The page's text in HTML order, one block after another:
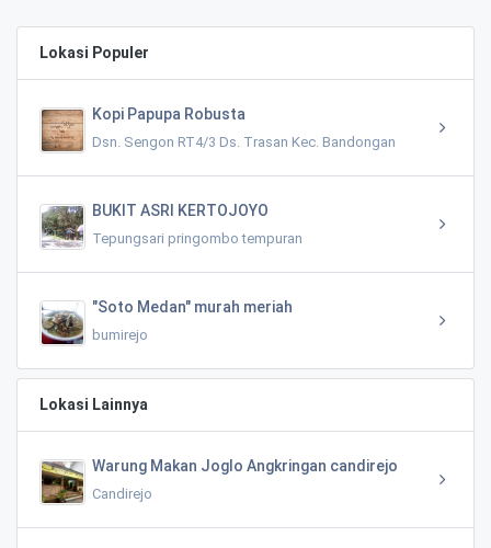
Lokasi Populer
Kopi Papupa Robusta
Dsn. Sengon RT4/3 Ds. Trasan Kec. Bandongan
BUKIT ASRI KERTOJOYO
Tepungsari pringombo tempuran
"Soto Medan" murah meriah
bumirejo
Lokasi Lainnya
Warung Makan Joglo Angkringan candirejo
Candirejo